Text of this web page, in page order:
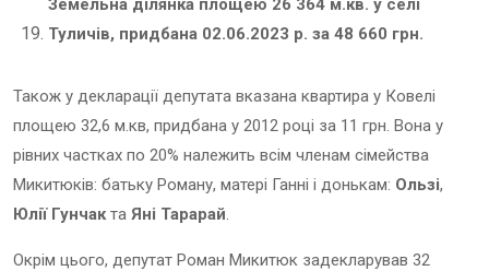
Земельна ділянка площею 26 364 м.кв. у селі
Туличів, придбана 02.06.2023 р. за 48 660 грн.
Також у декларації депутата вказана квартира у Ковелі
площею 32,6 м.кв, придбана у 2012 році за 11 грн. Вона у
рівних частках по 20% належить всім членам сімейства
Микитюків: батьку Роману, матері Ганні і донькам: Ользі,
Юлії Гунчакта Яні Тарарай.
Окрім цього, депутат Роман Микитюк задекларував 32